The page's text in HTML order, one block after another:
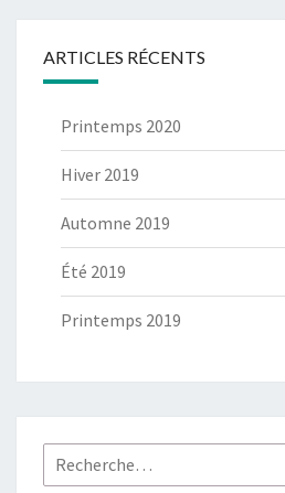
ARTICLES RÉCENTS
Printemps 2020
Hiver 2019
Automne 2019
Été 2019
Printemps 2019
Rechercher :